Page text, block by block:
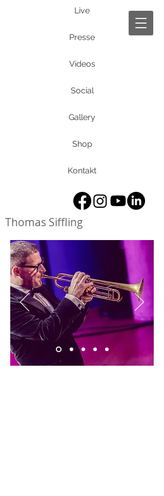
Thomas Siffling
Live
Presse
Social
Gallery
Shop
Kontakt
Videos